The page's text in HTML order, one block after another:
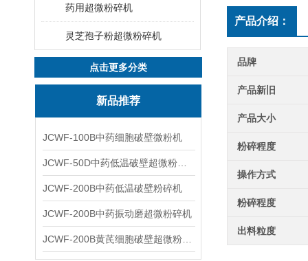
药用超微粉碎机
灵芝孢子粉超微粉碎机
点击更多分类
新品推荐
JCWF-100B中药细胞破壁微粉机
JCWF-200B中药低温破壁粉碎机
JCWF-200B中药振动磨超微粉碎机
产品介绍：
品牌
产品新旧
产品大小
粉碎程度
操作方式
粉碎程度
出料粒度